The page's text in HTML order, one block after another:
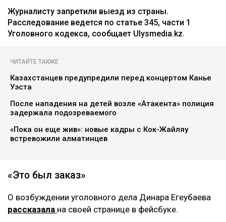
Журналисту запретили выезд из страны.
Расследование ведется по статье 345, части 1
Уголовного кодекса, сообщает Ulysmedia.kz.
ЧИТАЙТЕ ТАКЖЕ
Казахстанцев предупредили перед концертом Канье
Уэста
После нападения на детей возле «Атакента» полиция
задержала подозреваемого
«Пока он еще жив»: новые кадры с Кок-Жайляу
встревожили алматинцев
«Это был заказ»
О возбуждении уголовного дела Динара Егеубаева
рассказала на своей странице в фейсбуке.